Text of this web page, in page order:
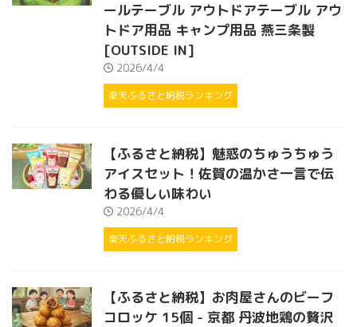
ールテーブル アウトドアテーブル アウ
トドア用品 キャンプ用品 燕三条製
[OUTSIDE IN]
2026/4/4
楽天ふるさと納税ランキング
【ふるさと納税】魅惑のちゅうちゅう
アイスセット！佐賀の温かさ一言で伝
わる優しい味わい
2026/4/4
楽天ふるさと納税ランキング
【ふるさと納税】お肉屋さんのビーフ
コロッケ 15個 - 京都 丹波地鶏の贅沢